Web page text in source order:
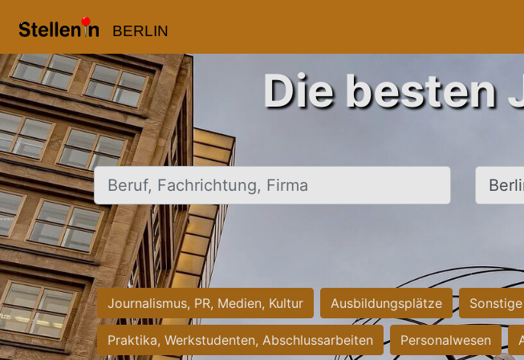
BERLIN
Die besten
Beruf, Fachrichtung, Firma Ort,
Journalismus, PR, Medien, Kultur Ausbildungsplätze
Praktika, Werkstudenten, Abschlussarbeiten Personalwesen